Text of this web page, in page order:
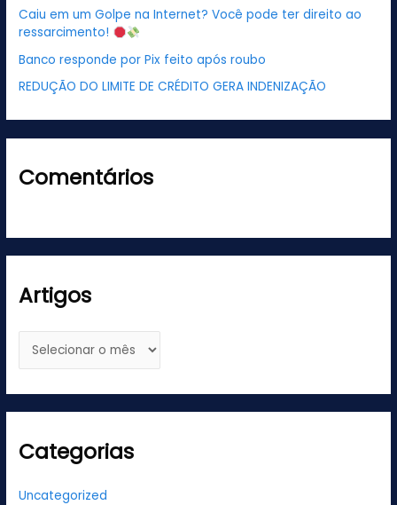
o
:
Caiu em um Golpe na Internet? Você pode ter direito ao
ressarcimento!
Banco responde por Pix feito após roubo
REDUÇÃO DO LIMITE DE CRÉDITO GERA INDENIZAÇÃO
Comentários
Artigos
Categorias
Uncategorized